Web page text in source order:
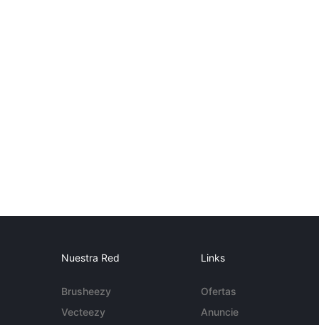
Nuestra Red
Brusheezy
Vecteezy
Links
Ofertas
Anuncie